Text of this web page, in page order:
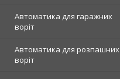
Автоматика для гаражних
воріт
Автоматика для розпашних
воріт